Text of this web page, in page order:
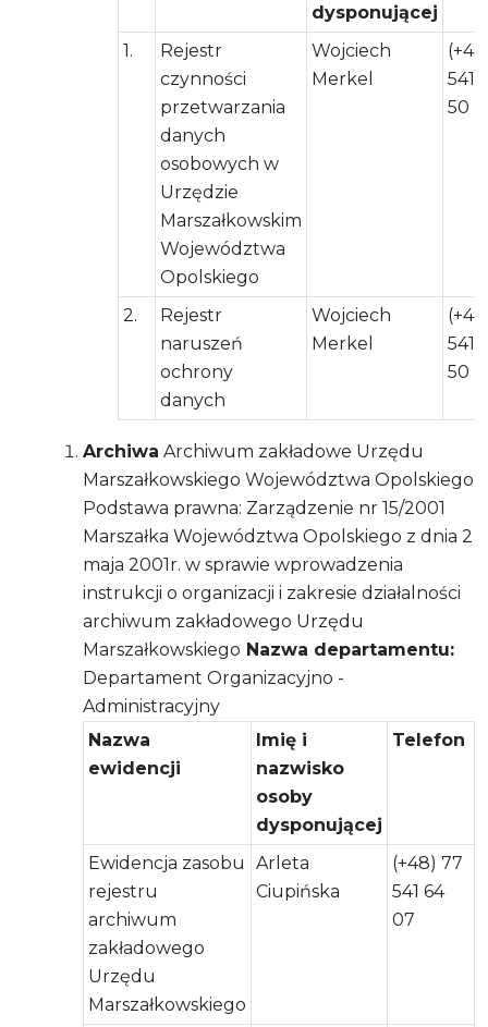
dysponującej
1.
Rejestr
czynności
przetwarzania
danych
osobowych w
Urzędzie
Marszałkowskim
Województwa
Opolskiego
Wojciech
Merkel
541
50
2.
Rejestr
naruszeń
ochrony
danych
Wojciech
Merkel
541
50
Archiwa Archiwum zakładowe Urzędu
Marszałkowskiego Województwa Opolskiego
Podstawa prawna: Zarządzenie nr 15/2001
Marszałka Województwa Opolskiego z dnia 2
maja 2001r. w sprawie wprowadzenia
instrukcji o organizacji i zakresie działalności
archiwum zakładowego Urzędu
Marszałkowskiego Nazwa departamentu:
Departament Organizacyjno -
Administracyjny
Nazwa
ewidencji
Imię i
nazwisko
osoby
dysponującej
Telefon
Ewidencja zasobu
rejestru
archiwum
zakładowego
Urzędu
Marszałkowskiego
Arleta
Ciupińska
(+48) 77
541 64
07